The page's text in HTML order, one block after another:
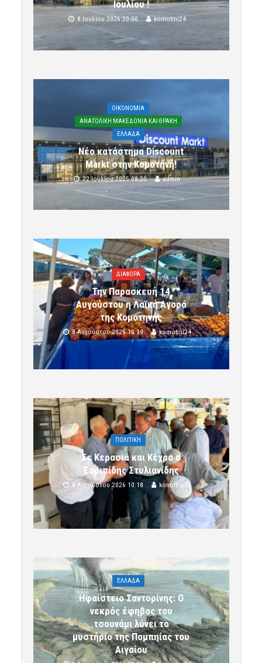
Ιουλίου !
8 Ιουλίου 2026 20:00 komotini24
OIKONOMIA
ΑΝΑΤΟΛΙΚΗ ΜΑΚΕΔΟΝΙΑ ΚΑΙ ΘΡΑΚΗ
ΕΛΛΑΔΑ
Νέο κατάστημα Discount
Markt στην Κομοτηνή!
22 Ιουλίου 2025 08:20 admin
ΔΙΑΦΟΡΑ
Την Παρασκευή 14
Αυγούστου η Λαϊκή Αγορά
της Κομοτηνής
8 Αυγούστου 2026 10:19 komotini24
ΠΟΛΙΤΙΚΗ
Σε Κερασιά και Κέχρο ο
Ευριπίδης Στυλιανίδης
8 Αυγούστου 2026 10:18 komotini24
ΕΛΛΑΔΑ
Ηφαίστειο Σαντορίνης: Ο
νεκρός έφηβος του
τσουνάμι λύνει το
μυστήριο της Πομπηίας του
Αιγαίου